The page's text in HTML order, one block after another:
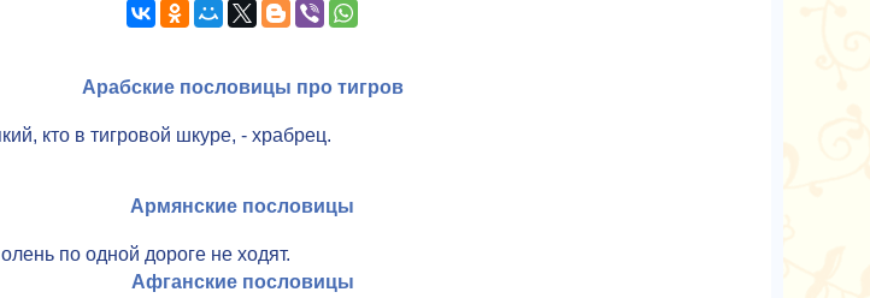
Арабские пословицы про тигров
кто в тигровой шкуре, - храбрец.
Армянские пословицы
по одной дороге не ходят.
Афганские пословицы